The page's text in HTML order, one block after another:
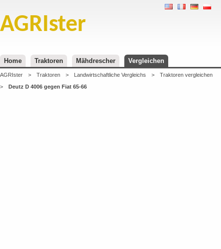
AGRIster
Home Traktoren Mähdrescher Vergleichen
AGRIster > Traktoren > Landwirtschaftliche Vergleichs >
Traktoren vergleichen
>
Deutz D 4006 gegen Fiat 65-66